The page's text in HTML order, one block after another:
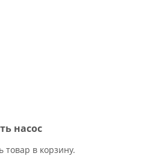
насос
товар в корзину.